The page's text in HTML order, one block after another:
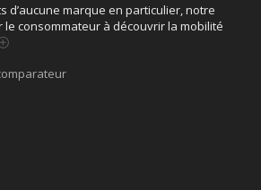
d’aucune marque en particulier, notre
le consommateur à découvrir la mobilité